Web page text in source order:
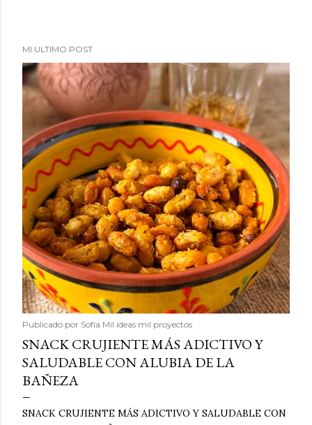
MI ULTIMO POST
Publicado por Sofía Mil ideas mil proyectos
SNACK CRUJIENTE MÁS ADICTIVO Y
SALUDABLE CON ALUBIA DE LA
BAÑEZA
SNACK CRUJIENTE MÁS ADICTIVO Y SALUDABLE CON